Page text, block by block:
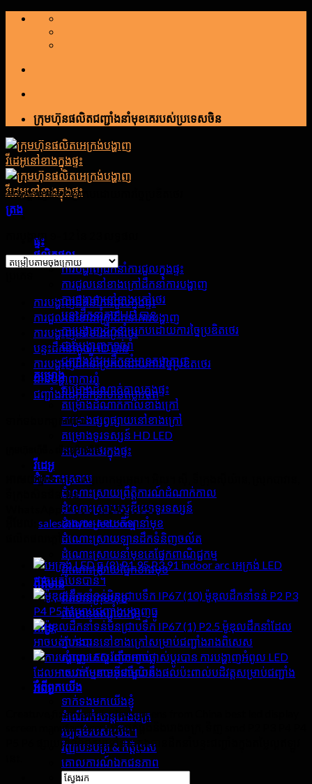
រំលង
ក្រុមហ៊ុនផលិតជញ្ជាំងនាំមុខគេរបស់ប្រទេសចិន
ផ្ទះ
ផលិតផល
ការបង្ហាញដឹកនាំការជួលក្នុងផ្ទះ
ការជួលនៅខាងក្រៅដឹកនាំការបង្ហាញ
ការបង្ហាញនៅខាងក្រៅថេរ
បន្ទះដឹកនាំតូច HD បាន
ការបង្ហាញដឹកនាំប្រកបដោយការច្នៃប្រឌិតថេរ
ជាន់បង្ហាញក្បាច់រាំ
ជញ្ជាំងវីដេអូដឹកនាំមានតម្លាភាព
គម្រោង
គម្រោងដំណាក់កាលក្នុងផ្ទះ
គម្រោងដំណាក់កាលខាងក្រៅ
គម្រោងផ្សព្វផ្សាយនៅខាងក្រៅ
គម្រោងទូរទស្សន៍ HD LED
គម្រោងថេរក្នុងផ្ទះ
វីដេអូ
ដំណោះស្រាយ
ដំណោះស្រាយព្រឹត្តិការណ៍ដំណាក់កាល
ដំណោះស្រាយស្ទូឌីយោទូរទស្សន៍
ដំណោះស្រាយកីឡានាំមុខ
ដំណោះស្រាយឡានដឹកទំនិញចល័ត
ដំណោះស្រាយនាំមុខគេផ្នែកពាណិជ្ជកម្ម
ដំណោះស្រាយផ្នែកខាងមុខ
ព័ត៌មាន
ព័ត៌មានក្រុមហ៊ុន
ព័ត៌មានឧស្សាហកម្ម
គាំទ្រ
ភ្នាក់ងារ
សំណួរគេសួរញឹកញាប់
សេវាកម្មតាមអ៊ីនធឺណិត
អំពី​ពួក​យើង
ទាក់ទងមកយើងខ្ញុំ
ដំណើរកំសាន្តរោងចក្រ
វប្បធម៌របស់យើង។
វិញ្ញាបនបត្រ & កិត្តិយស
គោលការណ៍ឯកជនភាព
ស្វែងរក:
ការបង្ហាញដឹកនាំប្រកបដោយការច្នៃប្រឌិតថេរ
ត្រង
ការបង្ហាញ ១–12 នៃ 23 លទ្ធផល
ការបង្ហាញដឹកនាំការជួលក្នុងផ្ទះ
ការជួលនៅខាងក្រៅដឹកនាំការបង្ហាញ
ការបង្ហាញនៅខាងក្រៅថេរ
បន្ទះដឹកនាំតូច HD បាន
ការបង្ហាញដឹកនាំប្រកបដោយការច្នៃប្រឌិតថេរ
ជាន់បង្ហាញការរាំ
ជញ្ជាំងវីដេអូដឹកនាំមានតម្លាភាព
ទាក់ទង​មក​ពួក​យើង
ក្រុមហ៊ុនហ៊ីធី - លីដខូអិលធីឌី
អាសយដ្ឋាន:សួនឧស្សាហកម្មអេស។ អិល។ ស៊ី, ទីក្រុងស៊ីយ៉ាន, ស្រុកបាវាន,
ទីក្រុងសិនជិន, ចិន
WhatsApp:+86 13714518751
sales@hyte-led.com
P1.95 P3.91 indoor arc អេក្រង់ LED
អាចបត់បែនបាន។
ម៉ូឌុលដឹកនាំទន់ P2 P3
P4 P5 សម្រាប់ជញ្ជាំងបង្ហាញធ្នូ
P2.5 ម៉ូឌុលដឹកនាំដែល
អាចបត់បែនបាននៅខាងក្រៅសម្រាប់ជញ្ជាំងរាងពិសេស
ការបង្ហាញអំពូល LED
ដែលអាចបត់បែនបានជាមួយនឹងផលប៉ះពាល់បដិវត្តសម្រាប់ជញ្ជាំង
វីដេអូ
Creatuve fixed led display screens from China best led display
screen manufacturers អ្នកផ្គត់ផ្គង់និងរោងចក្រ, ទិញ smd P2 P3 P4 P4
P5 P6 ផ្សាយពាណិជ្ជកម្មនៅខាងក្នុងបានដឹកនាំបន្ទះជញ្ជាំងក្នុងតម្លៃល្អឥឡូវ